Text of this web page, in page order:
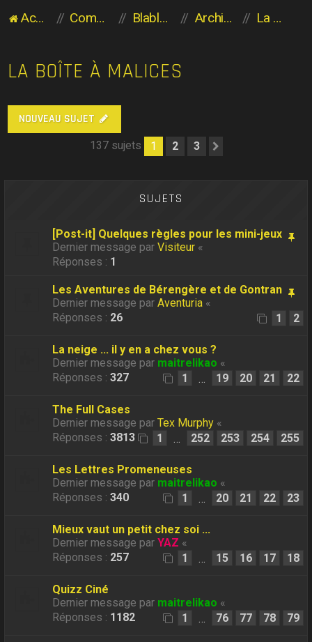
Accueil du forum Communauté des Planaviens Blabla entre Planaviens Archives La boîte à Malices
LA BOÎTE À MALICES
NOUVEAU SUJET
137 sujets 1 2 3
SUJETS
[Post-it] Quelques règles pour les mini-jeux
Dernier message parVisiteur «
Réponses : 1
Les Aventures de Bérengère et de Gontran
Dernier message parAventuria «
Réponses : 26 1 2
La neige ... il y en a chez vous ?
Dernier message par maitrelikao «
Réponses :327 1 … 19 20 21 22
The Full Cases
Dernier message parTex Murphy «
Réponses :3813 1 … 252 253 254 255
Les Lettres Promeneuses
Dernier message par maitrelikao «
Réponses :340 1 … 20 21 22 23
Mieux vaut un petit chez soi ...
Dernier message parYAZ «
Réponses : 257 1 … 15 16 17 18
Quizz Ciné
Dernier message par maitrelikao «
Réponses : 1182 1 … 76 77 78 79